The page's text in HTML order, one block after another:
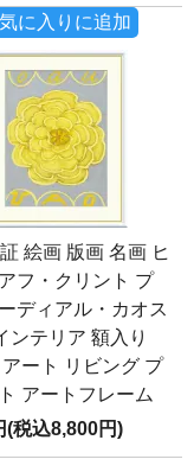
に入りに追加
絵画 版画 名画 ヒ
フ・クリント プ
ディアル・カオス
ンテリア 額入り
ート リビング プ
アートフレーム
(税込8,800円)